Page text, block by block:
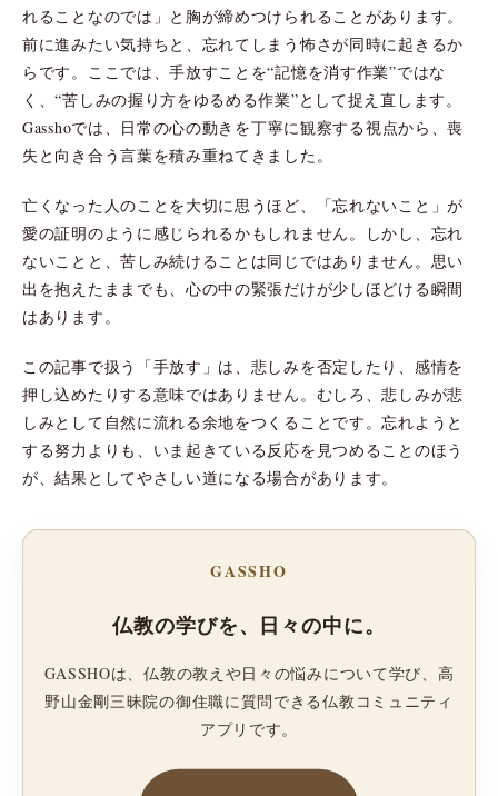
れることなのでは」と胸が締めつけられることがあります。
前に進みたい気持ちと、忘れてしまう怖さが同時に起きるか
らです。ここでは、手放すことを“記憶を消す作業”ではな
く、“苦しみの握り方をゆるめる作業”として捉え直します。
Gasshoでは、日常の心の動きを丁寧に観察する視点から、喪
失と向き合う言葉を積み重ねてきました。
亡くなった人のことを大切に思うほど、「忘れないこと」が
愛の証明のように感じられるかもしれません。しかし、忘れ
ないことと、苦しみ続けることは同じではありません。思い
出を抱えたままでも、心の中の緊張だけが少しほどける瞬間
はあります。
この記事で扱う「手放す」は、悲しみを否定したり、感情を
押し込めたりする意味ではありません。むしろ、悲しみが悲
しみとして自然に流れる余地をつくることです。忘れようと
する努力よりも、いま起きている反応を見つめることのほう
が、結果としてやさしい道になる場合があります。
GASSHO
仏教の学びを、日々の中に。
GASSHOは、仏教の教えや日々の悩みについて学び、高
野山金剛三昧院の御住職に質問できる仏教コミュニティ
アプリです。